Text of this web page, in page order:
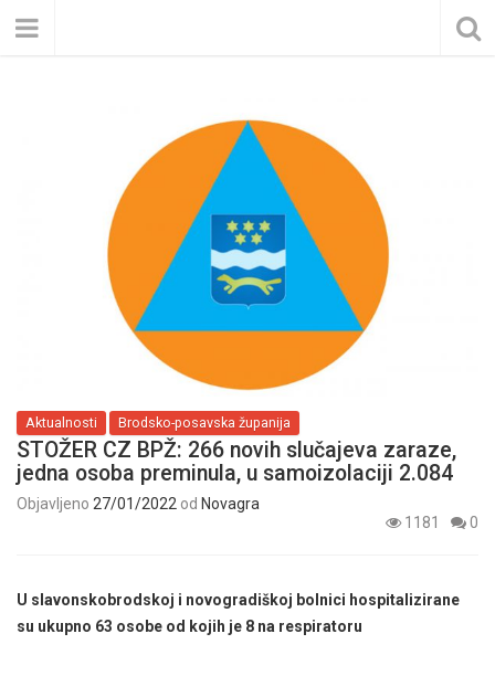
Aktualnosti Brodsko-posavska županija
STOŽER CZ BPŽ: 266 novih slučajeva zaraze,
jedna osoba preminula, u samoizolaciji 2.084
Objavljeno 27/01/2022 od Novagra
1181
0
U slavonskobrodskoj i novogradiškoj bolnici hospitalizirane
su ukupno 63 osobe od kojih je 8 na respiratoru